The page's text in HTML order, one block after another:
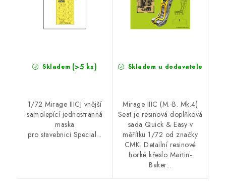
Skladem (>5 ks)
1/72 Mirage IIICJ vnější
samolepící jednostranná
maska
pro stavebnici Special...
Skladem u dodavatele
Mirage IIIC (M.-B. Mk.4)
Seat je resinová doplňková
sada Quick & Easy v
měřítku 1/72 od značky
CMK. Detailní resinové
horké křeslo Martin-
Baker...